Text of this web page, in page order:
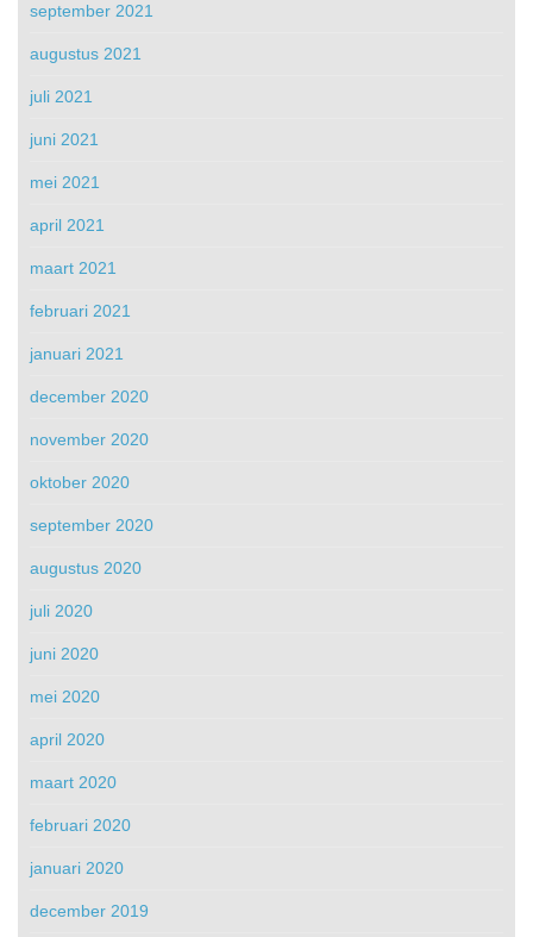
september 2021
augustus 2021
juli 2021
juni 2021
mei 2021
april 2021
maart 2021
februari 2021
januari 2021
december 2020
november 2020
oktober 2020
september 2020
augustus 2020
juli 2020
juni 2020
mei 2020
april 2020
maart 2020
februari 2020
januari 2020
december 2019